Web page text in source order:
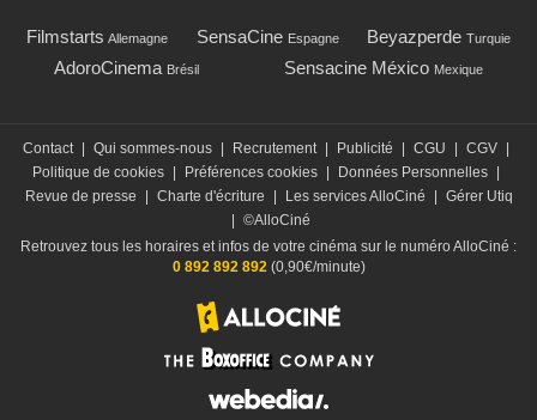
Filmstarts Allemagne SensaCine Espagne Beyazperde Turquie
AdoroCinema Brésil Sensacine México Mexique
Contact Qui sommes-nous Recrutement Publicité CGU CGV
Politique de cookies
Préférences cookies Données Personnelles
Revue de presse
Charte d'écriture Les services AlloCiné
Gérer Utiq
©AlloCiné
Retrouvez tous les horaires et infos de votre cinéma sur le numéro AlloCiné :
0 892 892 892(0,90€/minute)